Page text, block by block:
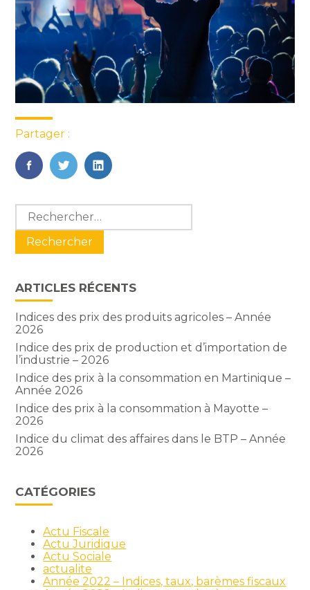
Partager :
FaceBook
TwitterLinkedIn
Blog
sidebar
Rechercher :
ARTICLES RÉCENTS
Indices des prix des produits agricoles – Année
2026
Indice des prix de production et d’importation de
l’industrie – 2026
Indice des prix à la consommation en Martinique –
Année 2026
Indice des prix à la consommation à Mayotte –
2026
Indice du climat des affaires dans le BTP – Année
2026
CATÉGORIES
Actu Fiscale
Actu Juridique
Actu Sociale
actualite
Année 2022 – Indices, taux, barèmes fiscaux